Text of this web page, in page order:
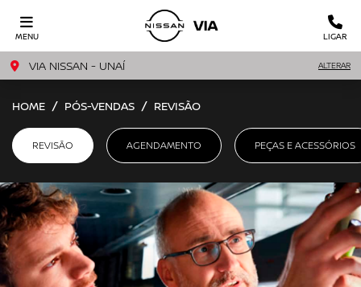
MENU LIGAR
VIA NISSAN - UNAÍ ALTERAR
HOME PÓS-VENDAS REVISÃO
AGENDAMENTO
REVISÃO PEÇAS E ACESSÓRIOS